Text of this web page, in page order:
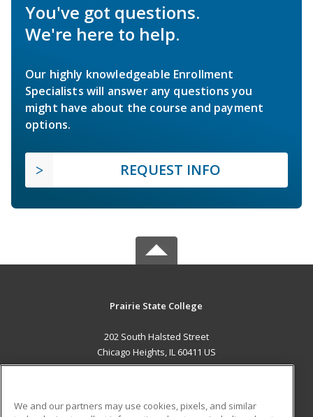
You've got questions.
We're here to help.
Our highly knowledgeable Enrollment
Specialists will answer any questions you
might have about the course and payment
options.
REQUEST INFO
Prairie State College
202 South Halsted Street
Chicago Heights, IL 60411 US
We and our partners may use cookies, pixels, and similar